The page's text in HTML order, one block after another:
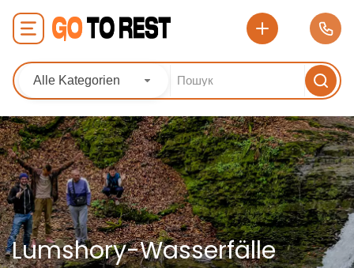
Alle Kategorien
Lumshory-Wasserfälle